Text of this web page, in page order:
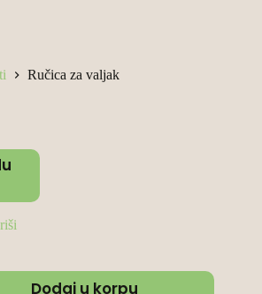
Ručica za valjak
RSD
RSD
Dodaj u korpu